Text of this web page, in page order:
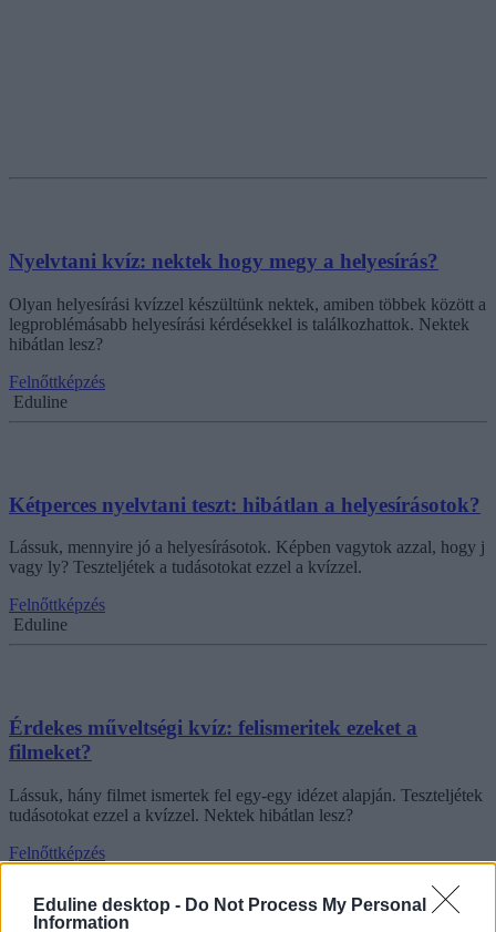
Eduline desktop - Do Not Process My Personal
Information
Nyelvtani kvíz: nektek hogy megy a helyesírás?
Olyan helyesírási kvízzel készültünk nektek, amiben többek között a
legproblémásabb helyesírási kérdésekkel is találkozhattok. Nektek
hibátlan lesz?
Felnőttképzés
Eduline
Kétperces nyelvtani teszt: hibátlan a helyesírásotok?
Lássuk, mennyire jó a helyesírásotok. Képben vagytok azzal, hogy j
vagy ly? Teszteljétek a tudásotokat ezzel a kvízzel.
Felnőttképzés
Eduline
Érdekes műveltségi kvíz: felismeritek ezeket a
filmeket?
Lássuk, hány filmet ismertek fel egy-egy idézet alapján. Teszteljétek
tudásotokat ezzel a kvízzel. Nektek hibátlan lesz?
Felnőttképzés